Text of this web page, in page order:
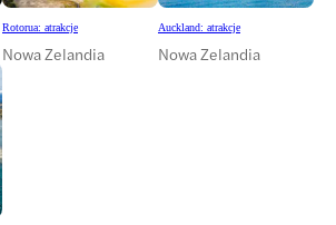
Rotorua: atrakcje
Nowa Zelandia
Auckland: atrakcje
Nowa Zelandia